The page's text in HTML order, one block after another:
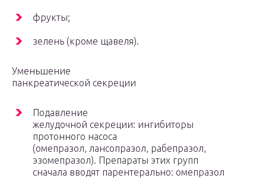
фрукты;
зелень (кроме щавеля).
Уменьшение
панкреатической секреции
Подавление
желудочной секреции: ингибиторы
протонного насоса
(омепразол, лансопразол, рабепразол,
эзомепразол). Препараты этих групп
сначала вводят парентерально: омепразол